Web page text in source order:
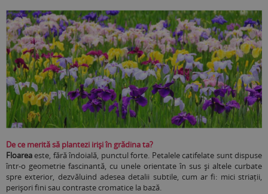
De ce merită să plantezi iriși în grădina ta?
Floareaeste, fără îndoială, punctul forte. Petalele catifelate sunt dispuse
într-o geometrie fascinantă, cu unele orientate în sus și altele curbate
spre exterior, dezvăluind adesea detalii subtile, cum ar fi: mici striații,
perișori fini sau contraste cromatice la bază.